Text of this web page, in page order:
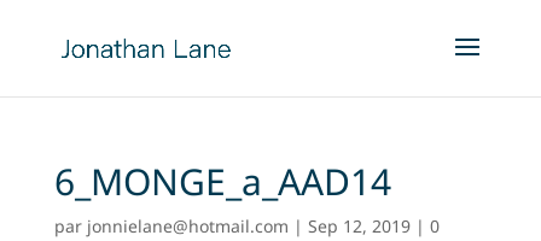
6_MONGE_a_AAD14
par jonnielane@hotmail.com | Sep 12, 2019| 0